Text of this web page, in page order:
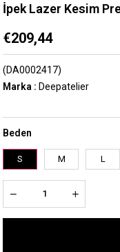
İpek Lazer Kesim
€209,44
(DA0002417)
Marka : Deepatelier
Beden
S M L